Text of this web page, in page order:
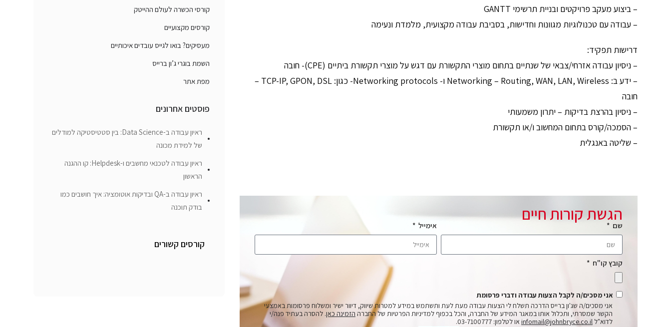
– ⁠ביצוע מעקב פרויקטים ובניית תרשימי GANTT
– ⁠עבודה עם טכנולוגיות מגוונות וחדישות, בסביבת עבודה מקצועית, מלמדת ונעימה
דרישות תפקיד:
– ניסיון עבודה אזרחי/צבאי של שנתיים בתחום מוצרי התקשורת עם דגש על מוצרי תקשורת ביתיים (CPE)- חובה
– ⁠ידע ב: Networking – Routing, WAN, LAN, Wireless ו- Networking protocols- כגון: TCP-IP, GPON, DSL –
חובה
– ⁠ניסיון בהרצת בדיקות – יתרון משמעותי
– ⁠הסמכה/קורס בתחום המחשוב ו/או תקשורת
– ⁠שליטה באנגלית
הגשת קורות חיים
שם אימייל
קובץ קו"ח
אני מסכים/ה לקבל הצעות עבודה ודברי פרסומת
אני מסכים/ה שג'ון ברייס הדרכה תשלח לי הצעות עבודה מעת לעת ותשתמש במידע למטרות שיווק, דיוור ישיר ומשלוח פרסומות באמצעי
הקשר שמסרתי, ותכלול אותו במאגר המידע של החברה, והכל בכפוף למדיניות הפרטיות של החברה הזמינה כאן. להסרה בעתיד פנה/י
לדוא"ל infomail@johnbryce.co.il או לטלפון: 03-7100777.
קורסי הכשרה לעולם ההייטק
קורסים מקצועיים
מעסיקים? בואו לגייס עובדים איכותיים
השמת בוגרי ג’ון ברייס
מפת אתר
פוסטים אחרונים
ראיון עבודה ב-Data Science: בין סטטיסטיקה למודלים
של למידת מכונה
ראיון עבודה לטכנאי מחשבים ו-Helpdesk: קו ההגנה
הראשון
ראיון עבודה ב-QA ובדיקות אוטומציה: איך חושבים כמו
בודק תוכנה
קורסים קשורים